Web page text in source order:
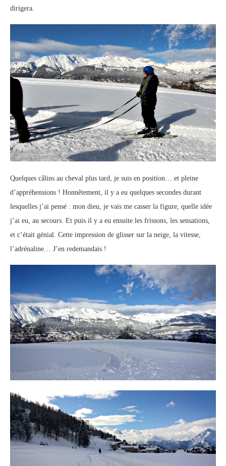
dirigera.
Quelques câlins au cheval plus tard, je suis en position… et pleine
d’appréhensions ! Honnêtement, il y a eu quelques secondes durant
lesquelles j’ai pensé : mon dieu, je vais me casser la figure, quelle idée
j’ai eu, au secours. Et puis il y a eu ensuite les frissons, les sensations,
et c’était génial. Cette impression de glisser sur la neige, la vitesse,
l’adrénaline… J’en redemandais !